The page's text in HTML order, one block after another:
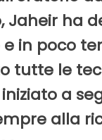
Jaheir ha
in poco
tutte le
iniziato a
alla